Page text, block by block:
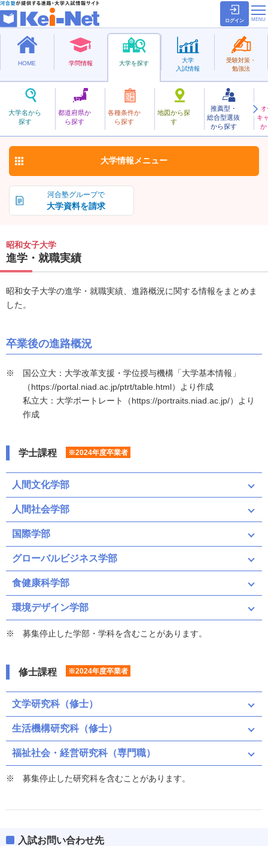
ログイン
HOME 学問情報 大学を探す
大学名から
探す
都道府県か
ら探す
各種条件か
ら探す
地図から探
す
推薦型・
総合型選抜
から探す
キ
か
大学
入試情報
受験対策・
勉強法
私立
しょうわじょし
昭和女子大学 お気に入り
河合塾グループで
大学資料を請求
大学情報 メニュー
昭和女子大学
進学・就職実績
昭和女子大学の進学・就職実績、進路概況に関する情報をまとめま
した。
卒業後の進路概況
国公立大：大学改革支援・学位授与機構「大学基本情報」
（https://portal.niad.ac.jp/ptrt/table.html）より作成
私立大：大学ポートレート（https://portraits.niad.ac.jp/）より
作成
学士課程 ※2024年度卒業者
人間文化学部
人間社会学部
国際学部
グローバルビジネス学部
食健康科学部
環境デザイン学部
募集停止した学部・学科を含むことがあります。
修士課程 ※2024年度卒業者
文学研究科（修士）
生活機構研究科（修士）
福祉社会・経営研究科（専門職）
募集停止した研究科を含むことがあります。
入試お問い合わせ先